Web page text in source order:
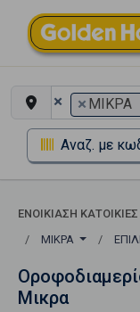
× × ΜΙΚΡΑ
Αναζ. με
ΕΝΟΙΚΊΑΣΗ ΚΑΤΟΙΚΊΕΣ
ΜΙΚΡΑ
Μικρα